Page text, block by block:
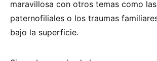
maravillosa con otros temas como
paternofiliales o los traumas
bajo la superficie.